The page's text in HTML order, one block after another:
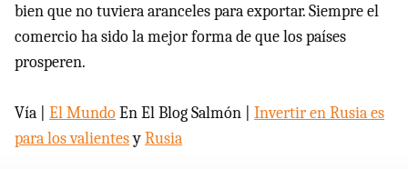
bien que no tuviera aranceles para exportar. Siempre el
comercio ha sido la mejor forma de que los países
prosperen.
Vía | El MundoEn El Blog Salmón | Invertir en Rusia es
para los valientesyRusia